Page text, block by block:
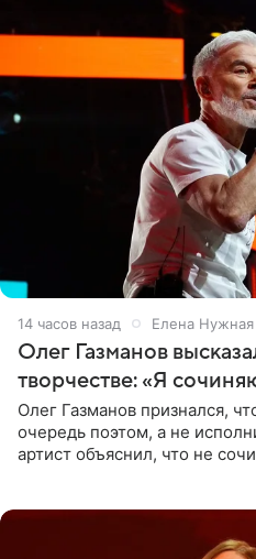
14 часов назад Елена Нужная
Олег Газманов
творчестве: «Я
Олег Газманов признался,
очередь поэтом, а не
артист объяснил, что не